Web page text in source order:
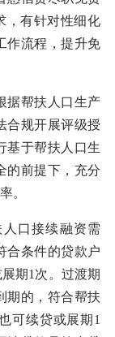
，有针对性细化
作流程，提升免
据帮扶人口生产
合规开展评级授
基于帮扶人口生
的前提下，充分
。
人口接续融资需
合条件的贷款户
期1次。过渡期
期的，符合帮扶
可续贷或展期1